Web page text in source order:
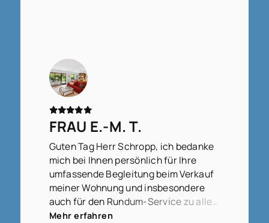
FRAU E.-M. T.
Guten Tag Herr Schropp, ich bedanke
mich bei Ihnen persönlich für Ihre
umfassende Begleitung beim Verkauf
meiner Wohnung und insbesondere
auch für den Rundum-Service zu allen
Fragen, die zwischendurch
Mehr erfahren